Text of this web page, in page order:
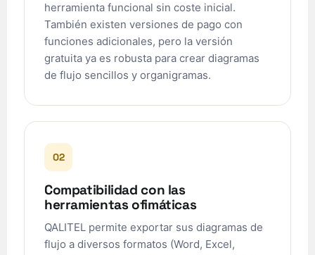
herramienta funcional sin coste inicial.
También existen versiones de pago con
funciones adicionales, pero la versión
gratuita ya es robusta para crear diagramas
de flujo sencillos y organigramas.
02
Compatibilidad con las
herramientas ofimáticas
QALITEL permite exportar sus diagramas de
flujo a diversos formatos (Word, Excel,